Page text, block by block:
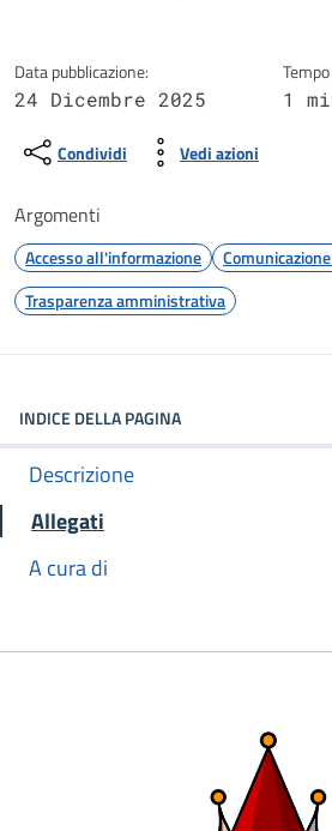
Data pubblicazione:
24 Dicembre 2025
1
Condividi Vedi azioni
Argomenti
Accesso all'informazione
Trasparenza amministrativa
INDICE DELLA PAGINA
Descrizione
Allegati
A cura di